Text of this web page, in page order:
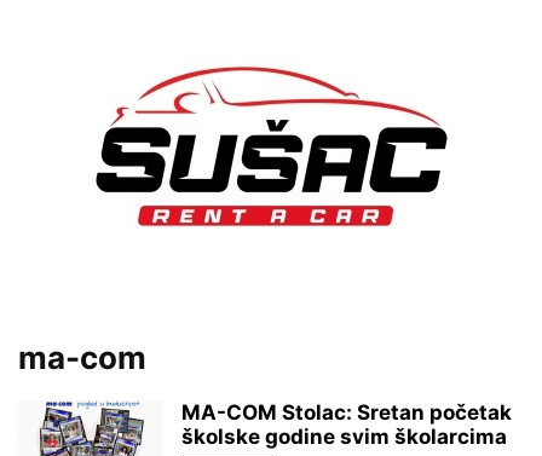
ma-com
MA-COM Stolac: Sretan početak
školske godine svim školarcima